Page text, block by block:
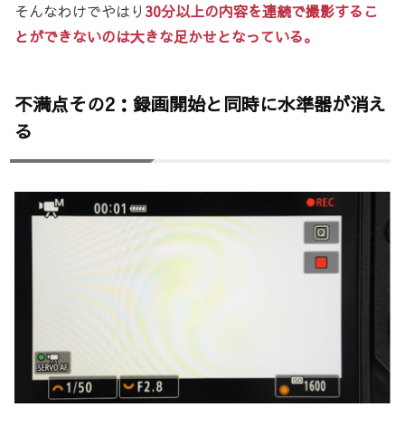
そんなわけでやはり 30分以上の内容を連続で撮影するこ
とができないのは大きな足かせとなっている。
不満点その2：録画開始と同時に水準器が消え
る